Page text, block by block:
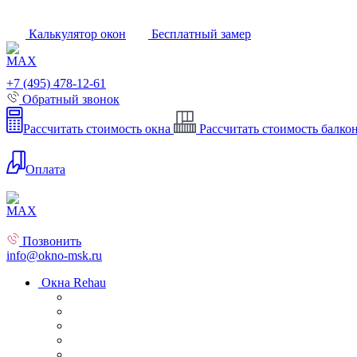
Калькулятор окон Бесплатный замер
+7 (495) 478-12-61
Обратный звонок
Рассчитать стоимость окна Рассчитать стоимость
Оплата
Позвонить
info@okno-msk.ru
Окна Rehau